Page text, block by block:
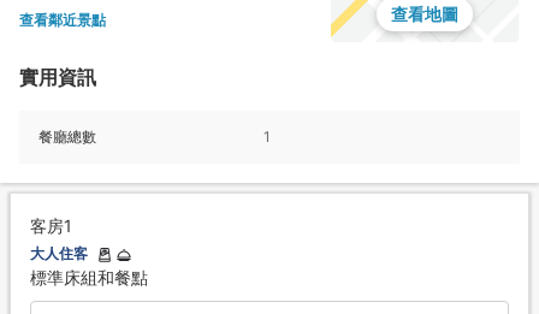
查看鄰近景點
查看地圖
實用資訊
餐廳總數 1
客房1
大人住客
標準床組和餐點